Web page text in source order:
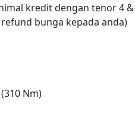
kredit dengan tenor 4
bunga kepada anda)
Nm)